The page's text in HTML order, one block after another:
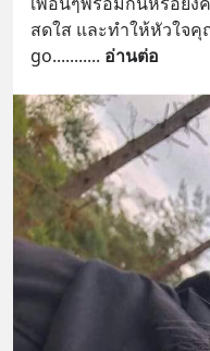
สดใส และทำให้หัวใจ
go........... อ่านต่อ